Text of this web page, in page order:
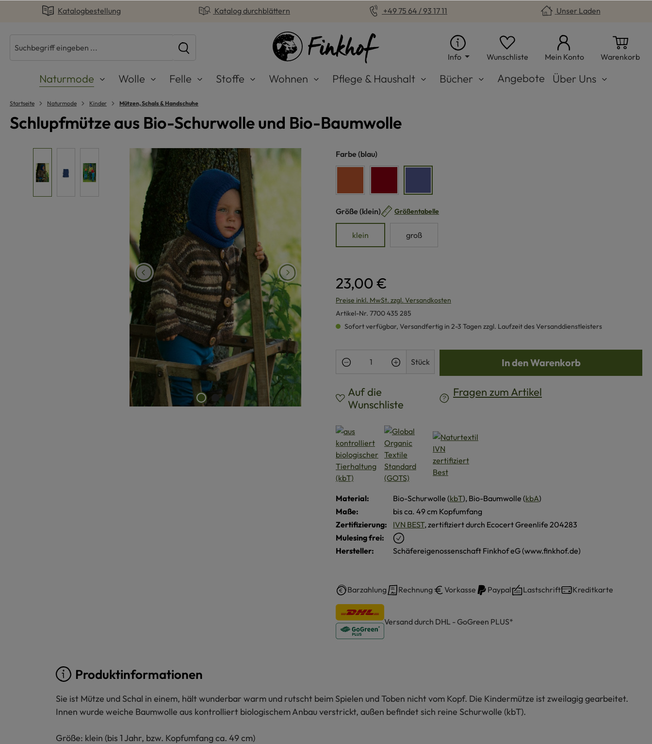
Zur Hauptnavigation springen
Katalogbestellung Katalog durchblättern +49 75 64 / 93 17 11 Unser Laden
Info Wunschliste Du hast 0 Produkte auf dem
Mein Konto Warenkorb
Naturmode Wolle Felle Stoffe Wohnen Pflege & Haushalt Bücher Angebote Über Uns
Startseite Naturmode Kinder Mützen, Schals & Handschuhe
Schlupfmütze aus Bio-Schurwolle und Bio-Baumwolle
Farbe auswählen
(blau)
Größe auswählen
(klein) Größentabelle
klein groß
23,00 €
Preise inkl. MwSt. zzgl. Versandkosten
Artikel-Nr. 7700 435 285
Sofort verfügbar, Versandfertig in 2-3 Tagen zzgl. Laufzeit des Versanddienstleisters
Produkt Anzahl: Gib den gewünschten Wert ein oder
Stück In den Warenkorb
Auf die
Wunschliste
Fragen zum Artikel
Material: Bio-Schurwolle (kbT), Bio-Baumwolle (kbA)
Maße:
bis ca. 49 cm Kopfumfang
Zertifizierung:
IVN BEST, zertifiziert durch Ecocert Greenlife 204283
Mulesing frei:
Hersteller:
Schäfereigenossenschaft Finkhof eG (www.finkhof.de)
Barzahlung Rechnung Vorkasse Paypal Lastschrift Kreditkarte
Versand durch DHL - GoGreen PLUS*
Produktinformationen
Sie ist Mütze und Schal in einem, hält wunderbar warm und rutscht beim Spielen und Toben nicht vom Kopf. Die Kindermütze ist zweilagig gearbeitet.
Innen wurde weiche Baumwolle aus kontrolliert biologischem Anbau verstrickt, außen befindet sich reine Schurwolle (kbT).
Größe: klein (bis 1 Jahr, bzw. Kopfumfang ca. 49 cm)